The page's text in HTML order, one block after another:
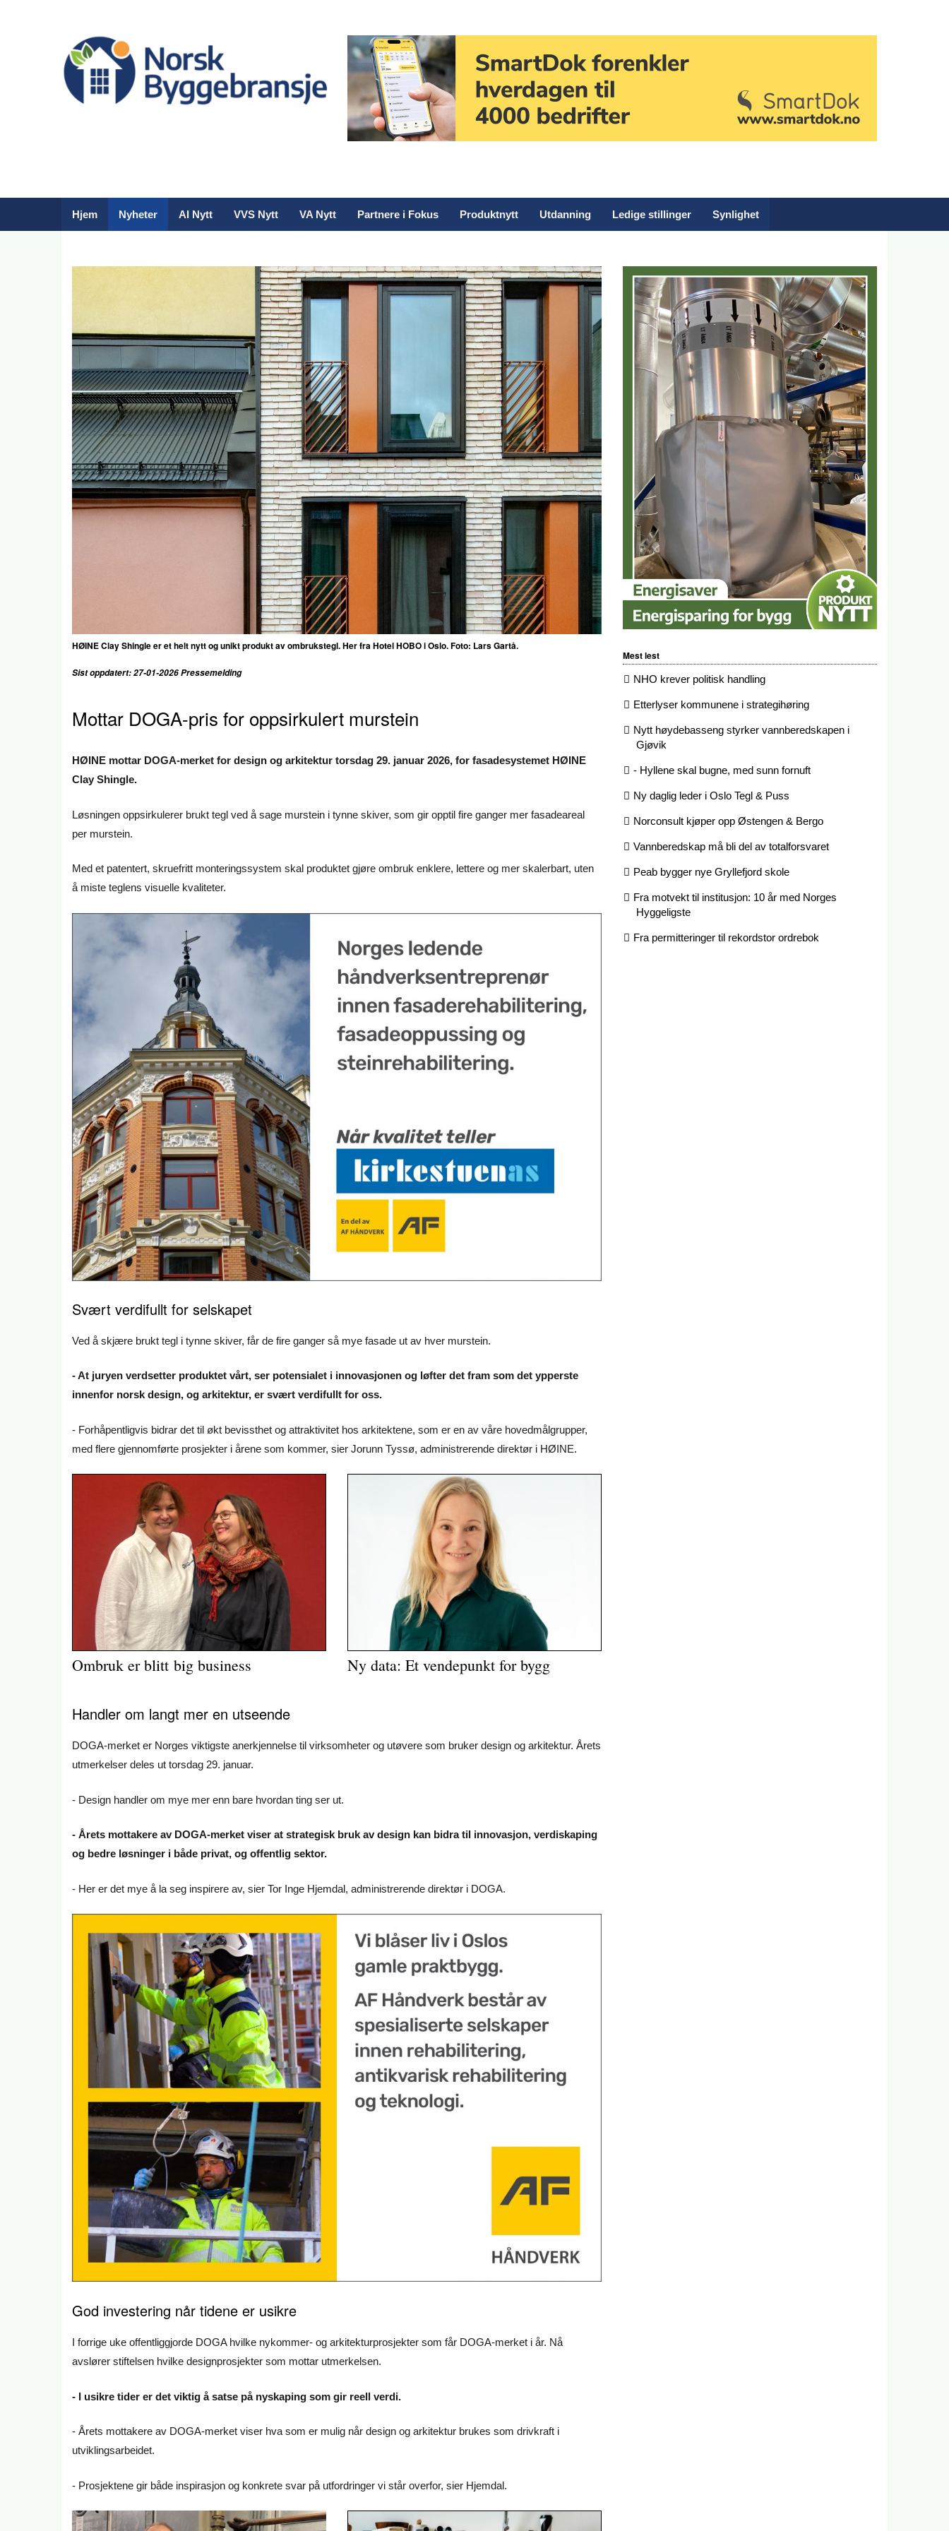
Hjem Nyheter AI Nytt VVS Nytt VA Nytt Partnere i Fokus Produktnytt Utdanning Ledige stillinger Synlighet
HØINE Clay Shingle er et helt nytt og unikt produkt av ombrukstegl. Her fra Hotel HOBO i Oslo. Foto: Lars Gartå.
Sist oppdatert: 27-01-2026 Pressemelding
Mottar DOGA-pris for oppsirkulert murstein
HØINE mottar DOGA-merket for design og arkitektur torsdag 29. januar 2026, for fasadesystemet HØINE
Clay Shingle.
Løsningen oppsirkulerer brukt tegl ved å sage murstein i tynne skiver, som gir opptil fire ganger mer fasadeareal
per murstein.
Med et patentert, skruefritt monteringssystem skal produktet gjøre ombruk enklere, lettere og mer skalerbart, uten
å miste teglens visuelle kvaliteter.
Svært verdifullt for selskapet
Ved å skjære brukt tegl i tynne skiver, får de fire ganger så mye fasade ut av hver murstein.
- At juryen verdsetter produktet vårt, ser potensialet i innovasjonen og løfter det fram som det ypperste
innenfor norsk design, og arkitektur, er svært verdifullt for oss.
- Forhåpentligvis bidrar det til økt bevissthet og attraktivitet hos arkitektene, som er en av våre hovedmålgrupper,
med flere gjennomførte prosjekter i årene som kommer, sier Jorunn Tyssø, administrerende direktør i HØINE.
Ombruk er blitt big business Ny data: Et vendepunkt for bygg
Handler om langt mer en utseende
DOGA-merket er Norges viktigste anerkjennelse til virksomheter og utøvere som bruker design og arkitektur. Årets
utmerkelser deles ut torsdag 29. januar.
- Design handler om mye mer enn bare hvordan ting ser ut.
- Årets mottakere av DOGA-merket viser at strategisk bruk av design kan bidra til innovasjon, verdiskaping
og bedre løsninger i både privat, og offentlig sektor.
- Her er det mye å la seg inspirere av, sier Tor Inge Hjemdal, administrerende direktør i DOGA.
God investering når tidene er usikre
I forrige uke offentliggjorde DOGA hvilke nykommer- og arkitekturprosjekter som får DOGA-merket i år. Nå
avslører stiftelsen hvilke designprosjekter som mottar utmerkelsen.
- I usikre tider er det viktig å satse på nyskaping som gir reell verdi.
- Årets mottakere av DOGA-merket viser hva som er mulig når design og arkitektur brukes som drivkraft i
utviklingsarbeidet.
- Prosjektene gir både inspirasjon og konkrete svar på utfordringer vi står overfor, sier Hjemdal.
Mest lest
NHO krever politisk handling
Etterlyser kommunene i strategihøring
Nytt høydebasseng styrker vannberedskapen i
Gjøvik
- Hyllene skal bugne, med sunn fornuft
Ny daglig leder i Oslo Tegl & Puss
Norconsult kjøper opp Østengen & Bergo
Vannberedskap må bli del av totalforsvaret
Peab bygger nye Gryllefjord skole
Fra motvekt til institusjon: 10 år med Norges
Hyggeligste
Fra permitteringer til rekordstor ordrebok